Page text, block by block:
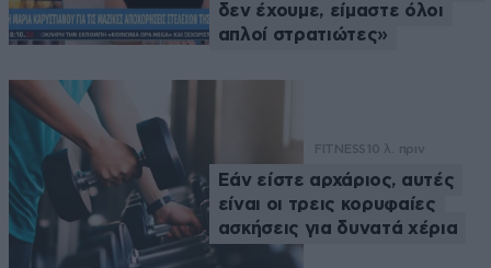
δεν έχουμε, είμαστε όλοι
απλοί στρατιώτες»
FITNESS 10 λ. πριν
Εάν είστε αρχάριος, αυτές
είναι οι τρεις κορυφαίες
ασκήσεις για δυνατά χέρια